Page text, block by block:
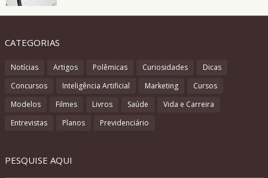
CATEGORIAS
Notícias Artigos Polêmicas Curiosidades
Dicas
Concursos
Inteligência Artificial Marketing
Cursos
Modelos
Filmes Livros Saúde
Vida e Carreira
Entrevistas
Planos Previdenciário
PESQUISE AQUI